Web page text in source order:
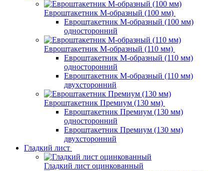
Евроштакетник М-образный (100 мм)
Евроштакетник М-образный (100 мм)
односторонний
Евроштакетник М-образный (110 мм)
Евроштакетник М-образный (110 мм)
односторонний
Евроштакетник М-образный (110 мм)
двухсторонний
Евроштакетник Премиум (130 мм)
Евроштакетник Премиум (130 мм)
односторонний
Евроштакетник Премиум (130 мм)
двухсторонний
Гладкий лист
Гладкий лист оцинкованный